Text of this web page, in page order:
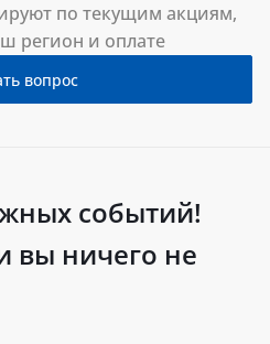
по текущим акциям,
регион и оплате
вопрос
событий!
вы ничего не